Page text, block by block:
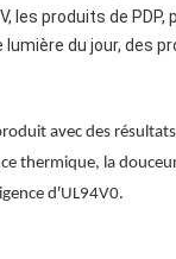
produits de
du jour, des
avec des
thermique, la
d'UL94V0.